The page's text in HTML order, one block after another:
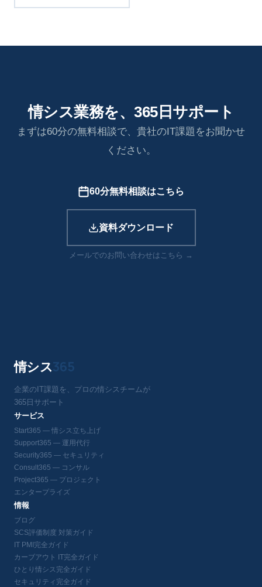
情シス業務を、365日サポート
まずは60分の無料相談で、貴社のIT課題をお聞かせ
ください。
60分無料相談はこちら
資料ダウンロード
メールでのお問い合わせはこちら →
情シス365
企業のIT課題を、プロの情シスチームが
365日サポート
サービス
Start365 — 情シス立ち上げ
Support365 — 運用代行
Security365 — セキュリティ
Consult365 — コンサル
Project365 — プロジェクト
エンタープライズ
情報
ブログ
SCS評価制度 対策ガイド
IT PMI完全ガイド
カーブアウト IT完全ガイド
ひとり情シス完全ガイド
セキュリティ完全ガイド